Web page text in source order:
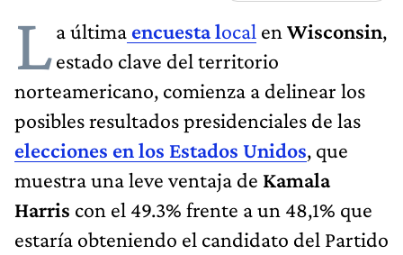
La última encuesta local en Wisconsin,
estado clave del territorio
norteamericano, comienza a delinear los
posibles resultados presidenciales de las
elecciones en los Estados Unidos, que
muestra una leve ventaja de Kamala
Harris con el 49.3% frente a un 48,1% que
estaría obteniendo el candidato del Partido